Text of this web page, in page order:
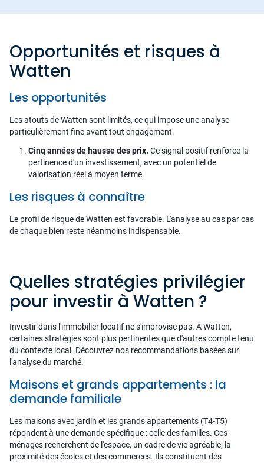
Opportunités et risques à
Watten
Les opportunités
Les atouts de Watten sont limités, ce qui impose une analyse
particulièrement fine avant tout engagement.
Cinq années de hausse des prix. Ce signal positif renforce la
pertinence d'un investissement, avec un potentiel de
valorisation réel à moyen terme.
Les risques à connaître
Le profil de risque de Watten est favorable. L'analyse au cas par cas
de chaque bien reste néanmoins indispensable.
Quelles stratégies privilégier
pour investir à Watten ?
Investir dans l'immobilier locatif ne s'improvise pas. À Watten,
certaines stratégies sont plus pertinentes que d'autres compte tenu
du contexte local. Découvrez nos recommandations basées sur
l'analyse du marché.
Maisons et grands appartements : la
demande familiale
Les maisons avec jardin et les grands appartements (T4-T5)
répondent à une demande spécifique : celle des familles. Ces
ménages recherchent de l'espace, un cadre de vie agréable, la
proximité des écoles et des commerces. Ils constituent des